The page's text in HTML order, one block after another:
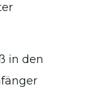
in den